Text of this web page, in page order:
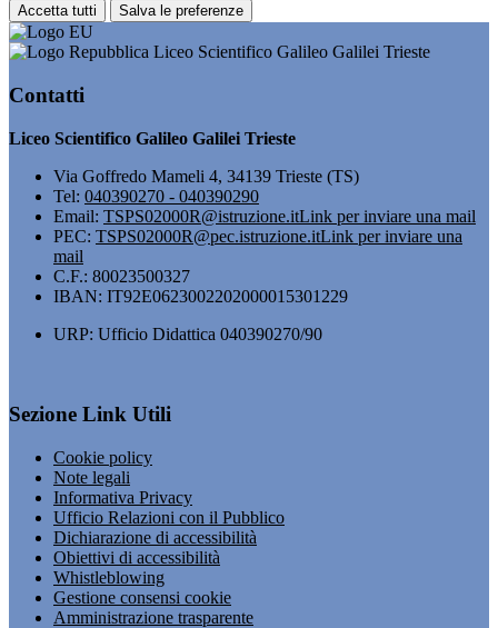
Accetta tutti Salva le preferenze
Liceo Scientifico Galileo Galilei Trieste
Contatti
Liceo Scientifico Galileo Galilei Trieste
Via Goffredo Mameli 4, 34139 Trieste (TS)
Tel: 040390270 - 040390290
Email: TSPS02000R@istruzione.itLink per inviare una mail
PEC: TSPS02000R@pec.istruzione.itLink per inviare una
mail
C.F.: 80023500327
IBAN: IT92E0623002202000015301229
URP: Ufficio Didattica 040390270/90
Sezione Link Utili
Cookie policy
Note legali
Informativa Privacy
Ufficio Relazioni con il Pubblico
Dichiarazione di accessibilità
Obiettivi di accessibilità
Whistleblowing
Gestione consensi cookie
Amministrazione trasparente